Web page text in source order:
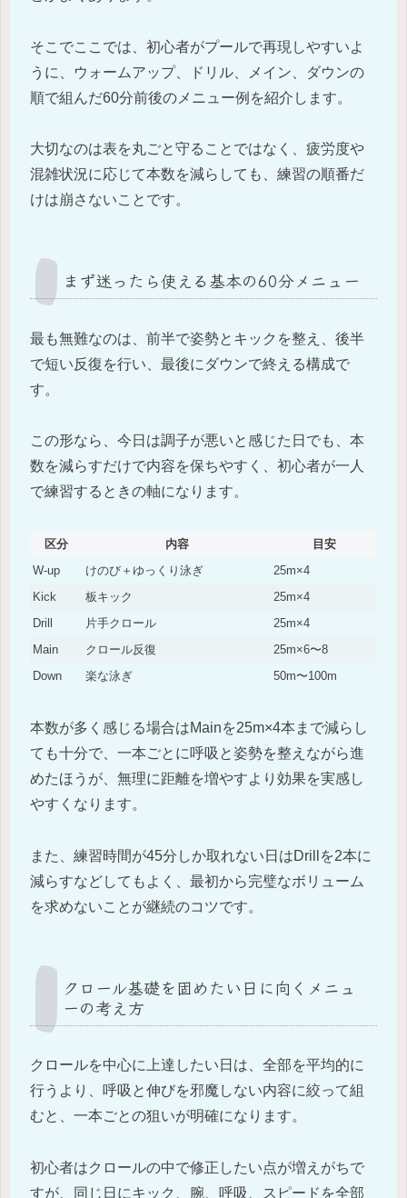
そこでここでは、初心者がプールで再現しやすいよ
うに、ウォームアップ、ドリル、メイン、ダウンの
順で組んだ60分前後のメニュー例を紹介します。
大切なのは表を丸ごと守ることではなく、疲労度や
混雑状況に応じて本数を減らしても、練習の順番だ
けは崩さないことです。
まず迷ったら使える基本の60分メニュー
最も無難なのは、前半で姿勢とキックを整え、後半
で短い反復を行い、最後にダウンで終える構成で
す。
この形なら、今日は調子が悪いと感じた日でも、本
数を減らすだけで内容を保ちやすく、初心者が一人
で練習するときの軸になります。
区分 内容
目安
W-up
けのび＋ゆっくり泳ぎ
25m×4
Kick
板キック
25m×4
Drill
片手クロール
25m×4
Main
クロール反復
25m×6〜8
Down
楽な泳ぎ 50m〜100m
本数が多く感じる場合はMainを25m×4本まで減らし
ても十分で、一本ごとに呼吸と姿勢を整えながら進
めたほうが、無理に距離を増やすより効果を実感し
やすくなります。
また、練習時間が45分しか取れない日はDrillを2本に
減らすなどしてもよく、最初から完璧なボリューム
を求めないことが継続のコツです。
クロール基礎を固めたい日に向くメニュ
ーの考え方
クロールを中心に上達したい日は、全部を平均的に
行うより、呼吸と伸びを邪魔しない内容に絞って組
むと、一本ごとの狙いが明確になります。
初心者はクロールの中で修正したい点が増えがちで
すが、同じ日にキック、腕、呼吸、スピードを全部